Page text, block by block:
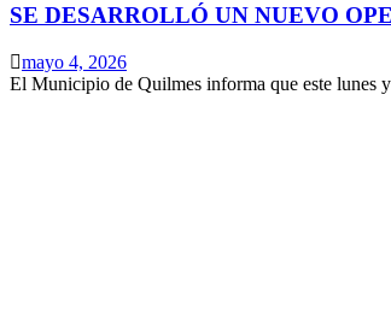
SE DESARROLLÓ UN NUEVO
mayo 4, 2026
El Municipio de Quilmes informa que este lunes